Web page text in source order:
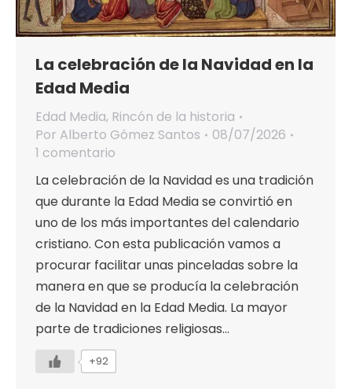
La celebración de la Navidad en la
Edad Media
Edad Media, Rincón de la historia
Por Alberto Gómez Santos
08/07/2026
1 comentario
La celebración de la Navidad es una tradición
que durante la Edad Media se convirtió en
uno de los más importantes del calendario
cristiano. Con esta publicación vamos a
procurar facilitar unas pinceladas sobre la
manera en que se producía la celebración
de la Navidad en la Edad Media. La mayor
parte de tradiciones religiosas…
+92